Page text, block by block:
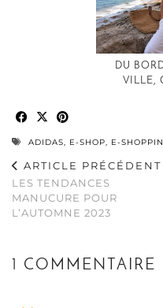
DU
VILLE,
ADIDAS, E-SHOP, E-
ARTICLE PRÉCÉDENT
LES TENDANCES
MANUCURE POUR
L’AUTOMNE 2023
1 COMMENTAIRE